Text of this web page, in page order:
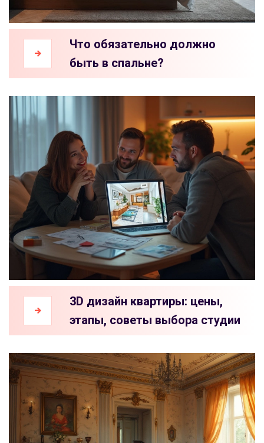
Что обязательно должно
быть в спальне?
3D дизайн квартиры: цены,
этапы, советы выбора студии